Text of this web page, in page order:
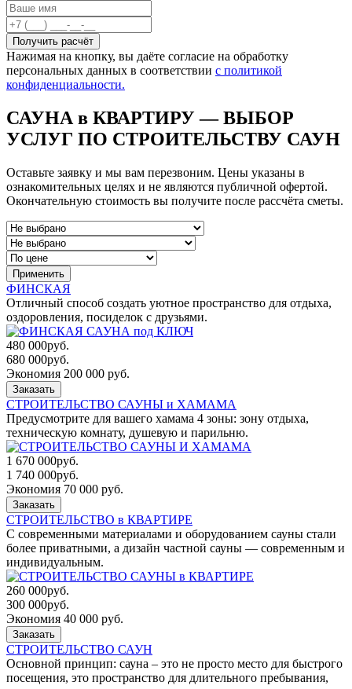
Получить расчёт
Нажимая на кнопку, вы даёте согласие на обработку
персональных данных в соответствии с политикой
конфиденциальности.
САУНА в КВАРТИРУ — ВЫБОР
УСЛУГ ПО СТРОИТЕЛЬСТВУ САУН
Оставьте заявку и мы вам перезвоним. Цены указаны в
ознакомительных целях и не являются публичной офертой.
Окончательную стоимость вы получите после рассчёта сметы.
Применить
ФИНСКАЯ
Отличный способ создать уютное пространство для отдыха,
оздоровления, посиделок с друзьями.
480 000руб.
680 000руб.
Экономия 200 000 руб.
Заказать
СТРОИТЕЛЬСТВО САУНЫ и ХАМАМА
Предусмотрите для вашего хамама 4 зоны: зону отдыха,
техническую комнату, душевую и парильню.
1 670 000руб.
1 740 000руб.
Экономия 70 000 руб.
Заказать
СТРОИТЕЛЬСТВО в КВАРТИРЕ
С современными материалами и оборудованием сауны стали
более приватными, а дизайн частной сауны — современным и
индивидуальным.
260 000руб.
300 000руб.
Экономия 40 000 руб.
Заказать
СТРОИТЕЛЬСТВО САУН
Основной принцип: сауна – это не просто место для быстрого
посещения, это пространство для длительного пребывания,